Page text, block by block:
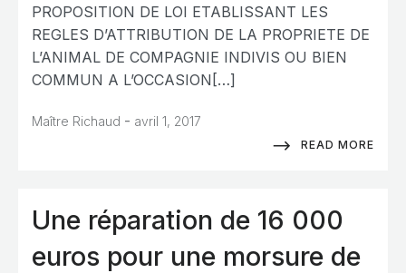
PROPOSITION DE LOI ETABLISSANT LES
REGLES D’ATTRIBUTION DE LA PROPRIETE DE
L’ANIMAL DE COMPAGNIE INDIVIS OU BIEN
COMMUN A L’OCCASION[…]
Maître Richaud - avril 1, 2017
READ MORE
Une réparation de 16 000
euros pour une morsure de